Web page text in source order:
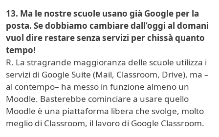
13. Ma le nostre scuole usano già Google per la
posta. Se dobbiamo cambiare dall’oggi al domani
vuol dire restare senza servizi per chissà quanto
tempo!
R. La stragrande maggioranza delle scuole utilizza i
servizi di Google Suite (Mail, Classroom, Drive), ma –
al contempo– ha messo in funzione almeno un
Moodle. Basterebbe cominciare a usare quello
Moodle è una piattaforma libera che svolge, molto
meglio di Classroom, il lavoro di Google Classroom.